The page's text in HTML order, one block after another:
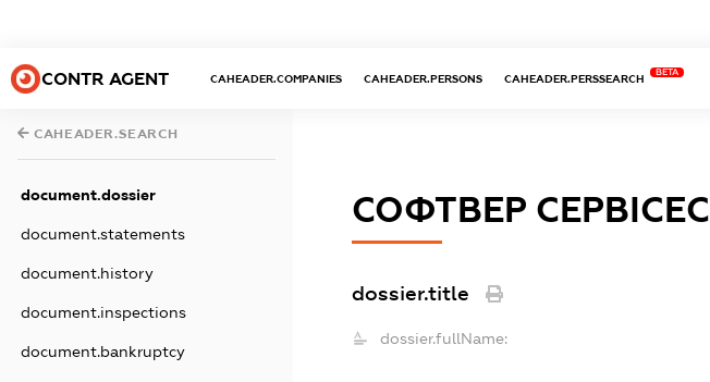
CONTR AGENT CAHEADER.COMPANIES CAHEADER.PERSONS CAHEADER.PERSSEARCH
BETA
CAHEADER.SEARCH
document.dossier
document.statements
document.history
document.inspections
document.bankruptcy
СОФТВЕР СЕРВІСЕС
dossier.title
dossier.fullName: